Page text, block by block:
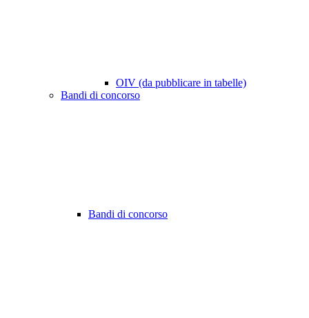
OIV (da pubblicare in tabelle)
Bandi di concorso
Bandi di concorso